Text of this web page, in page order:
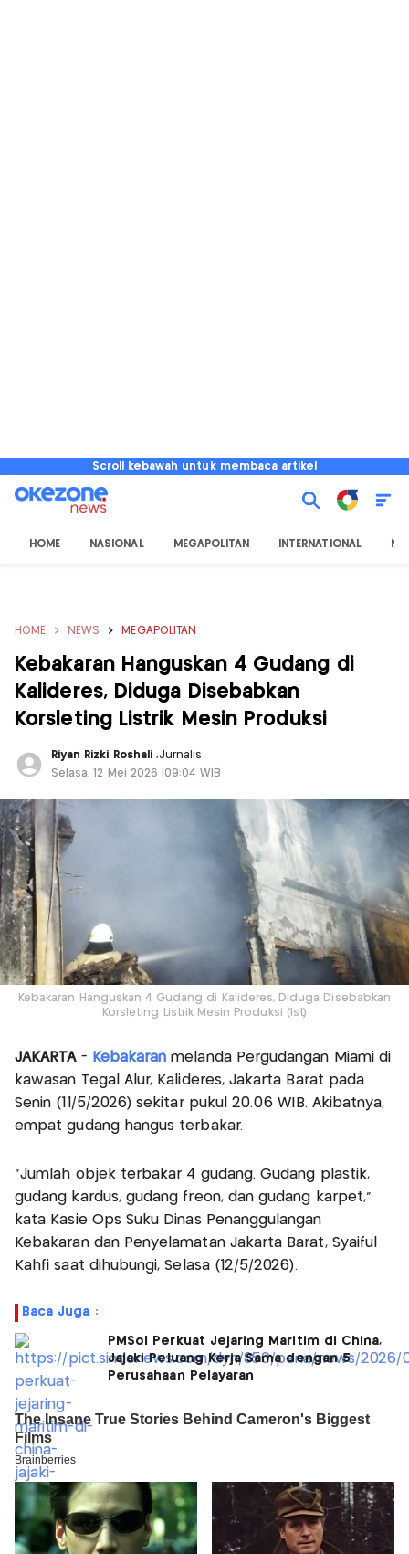
Scroll kebawah untuk membaca artikel
HOME NASIONAL MEGAPOLITAN INTERNATIONAL
HOME NEWS MEGAPOLITAN
Kebakaran Hanguskan 4 Gudang di
Kalideres, Diduga Disebabkan
Korsleting Listrik Mesin Produksi
Riyan Rizki Roshali ,Jurnalis
Selasa, 12 Mei 2026 |09:04 WIB
Kebakaran Hanguskan 4 Gudang di Kalideres, Diduga Disebabkan
Korsleting Listrik Mesin Produksi (Ist)
JAKARTA- Kebakaranmelanda Pergudangan Miami di
kawasan Tegal Alur, Kalideres, Jakarta Barat pada
Senin (11/5/2026) sekitar pukul 20.06 WIB. Akibatnya,
empat gudang hangus terbakar.
“Jumlah objek terbakar 4 gudang. Gudang plastik,
gudang kardus, gudang freon, dan gudang karpet,”
kata Kasie Ops Suku Dinas Penanggulangan
Kebakaran dan Penyelamatan Jakarta Barat, Syaiful
Kahfi saat dihubungi, Selasa (12/5/2026).
Baca Juga :
PMSol Perkuat Jejaring Maritim di China,
Jajaki Peluang Kerja Sama dengan 5
Perusahaan Pelayaran